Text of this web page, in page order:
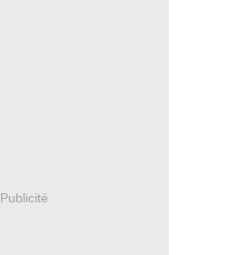
Publicité